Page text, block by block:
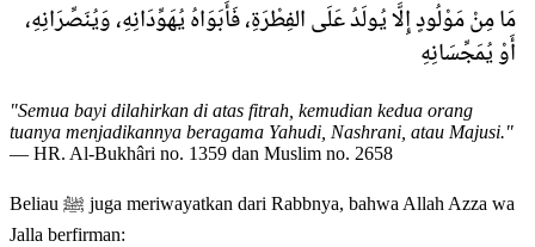
مَا مِنْ مَوْلُودٍ إِلَّا يُولَدُ عَلَى الفِطْرَةِ، فَأَبَوَاهُ يُهَوِّدَانِهِ، وَيُنَصِّرَانِهِ،
أَوْ يُمَجِّسَانِهِ
"Semua bayi dilahirkan di atas fitrah, kemudian kedua orang
tuanya menjadikannya beragama Yahudi, Nashrani, atau Majusi."
— HR. Al-Bukhâri no. 1359 dan Muslim no. 2658
Beliau ﷺ juga meriwayatkan dari Rabbnya, bahwa Allah Azza wa
Jalla berfirman: